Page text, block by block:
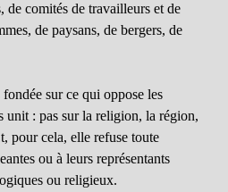
de comités de travailleurs et de
de paysans, de bergers, de
sur ce qui oppose les
unit : pas sur la religion, la région,
pour cela, elle refuse toute
ou à leurs représentants
ou religieux.